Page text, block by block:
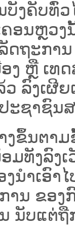
ງຄັບທົ່
ຄອນຫຼວ
ຖະການ
ງ ຫຼື ເທ
ວ ລົງ​ເຜີ
ຊາຊົນສ
ງຂຶ້ນຕາ
ມທັງລົງ
ນໍາເອົາ
ານ​ ຂອ
ນັບແຕ່ຖື